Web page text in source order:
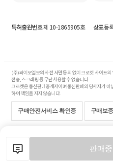
판매
특허출원번호제 10-1865905호 상표등
(주)와이오엘오의 사전 서면 동의 없이 크로켓 사이트
전송, 스크래핑 등 무단 사용할 수 없습니다.
크로켓은 통신판매중개자이며 통신판매의 당사자가
하여 책임을 지지 않습니다.
구매안전서비스 확인증 구매보